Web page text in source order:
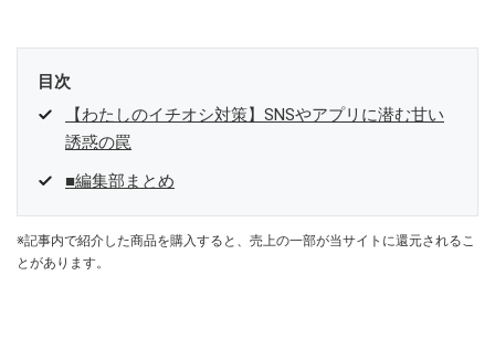
目次
【わたしのイチオシ対策】SNSやアプリに潜む甘い
誘惑の罠
■編集部まとめ
※記事内で紹介した商品を購入すると、売上の一部が当サイトに還元されるこ
とがあります。